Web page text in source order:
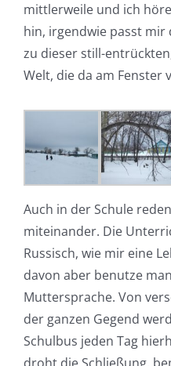
mittlerweile und ich
hin, irgendwie passt
zu dieser still-
Welt, die da am Fenster
Auch in der Schule
miteinander. Die
Russisch, wie mir eine
davon aber benutze
Muttersprache. Von
der ganzen Gegend
Schulbus jeden Tag